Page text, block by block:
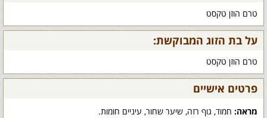
טרם הוזן טקסט
על בת הזוג המבוקשת:
טרם הוזן טקסט
פרטים אישיים
מראה: חמוד, גוף רזה, שיער שחור, עיניים חומות.